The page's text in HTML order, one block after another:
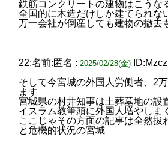
鉄筋コンクリートの建物はこうな
全国的に木造だけしか建てられな
万一会社が倒産しても建物の撤去
22:名前:匿名 : 2025/02/28(金)
そして今宮城の外国人労働者、2
ます
宮城県の村井知事は土葬墓地の設
イスラム教筆頭に外国人増やし
ここじゃその方面の記事は全然扱
と危機的状況の宮城